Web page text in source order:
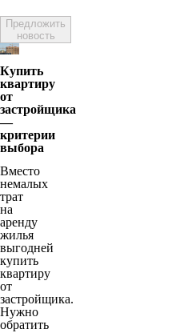
Предложить
новость
Купить
квартиру
от
застройщика
—
критерии
выбора
Вместо
немалых
трат
на
аренду
жилья
выгодней
купить
квартиру
от
застройщика.
Нужно
обратить